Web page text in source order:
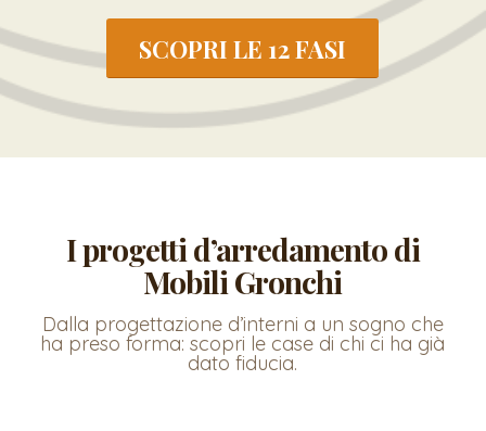
SCOPRI LE 12 FASI
I progetti d’arredamento di
Mobili Gronchi
Dalla progettazione d’interni a un sogno che
ha preso forma: scopri le case di chi ci ha già
dato fiducia.